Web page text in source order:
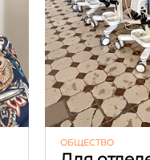
ОБЩЕСТВО